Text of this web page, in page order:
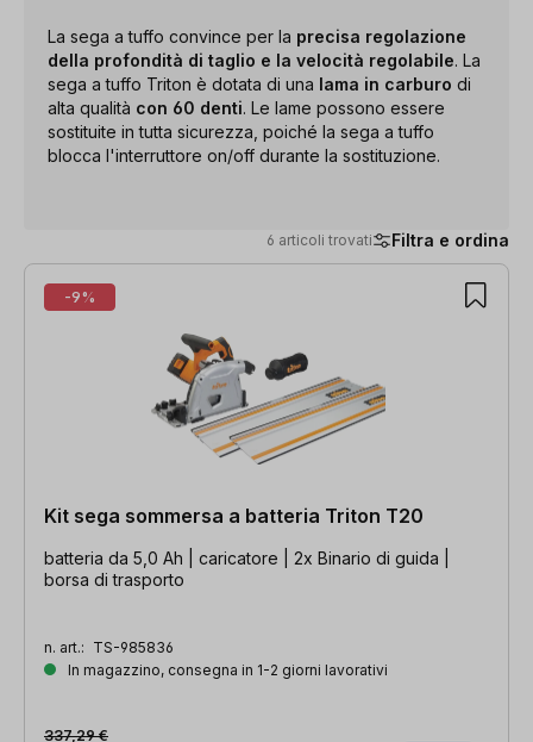
La sega a tuffo convince per la precisa regolazione
della profondità di taglio e la velocità regolabile. La
sega a tuffo Triton è dotata di una lama in carburo di
alta qualità con 60 denti. Le lame possono essere
sostituite in tutta sicurezza, poiché la sega a tuffo
blocca l'interruttore on/off durante la sostituzione.
6 articoli trovati Filtra e ordina
6 articoli trovati
-9%
Kit sega sommersa a batteria Triton T20
batteria da 5,0 Ah | caricatore | 2x Binario di guida |
borsa di trasporto
n. art.: TS-985836
In magazzino, consegna in 1-2 giorni lavorativi
337,29 €